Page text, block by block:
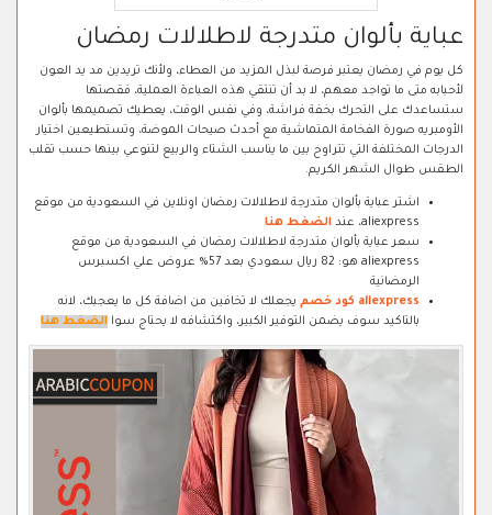
عباية بألوان متدرجة لاطلالات رمضان
كل يوم في رمضان يعتبر فرصة لبذل المزيد من العطاء، ولأنك تريدين مد يد العون
لأحبابه متى ما تواجد معهم، لا بد أن تنتقي هذه العباءة العملية، فقصتها
ستساعدك على التحرك بخفة فراشة، وفي نفس الوقت، يعطيك تصميمها بألوان
الأومبريه صورة الفخامة المتماشية مع أحدث صيحات الموضة، وتستطيعين اختيار
الدرجات المختلفة التي تتراوح بين ما يناسب الشتاء والربيع لتنوعي بينها حسب تقلب
الطقس طوال الشهر الكريم.
اشتر عباية بألوان متدرجة لاطلالات رمضان اونلاين في السعودية من موقع
aliexpress، عند
الضغط هنا
سعر عباية بألوان متدرجة لاطلالات رمضان في السعودية من موقع
aliexpress هو: 82 ريال سعودي بعد 57% عروض علي اكسبرس
الرمضانية
aliexpress كود خصم
يجعلك لا تخافين من اضافة كل ما يعجبك، لانه
بالتاكيد سوف يضمن التوفير الكبير، واكتشافه لا يحتاج سوا الضغط هنا